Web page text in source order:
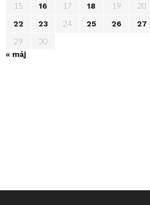
15 16 17 18 19 20
22
23 24 25 26 27
29
30
« máj